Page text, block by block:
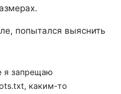
попытался выяснить
я запрещаю
каким-то